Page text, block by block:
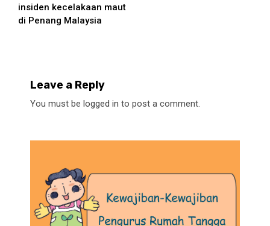
insiden kecelakaan maut
di Penang Malaysia
Leave a Reply
You must be logged in to post a comment.